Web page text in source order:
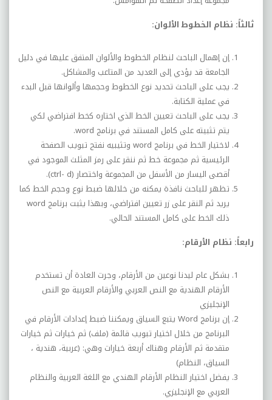
ثالثاً: نظام الخطوط الألوان:
إن إهمال الباحث لنظام الخطوط والألوان المتفق عليها في دليل
الجامعة قد يؤدي إلى العديد من المتاعب والمشاكل.
يجب على الباحث تحديد نوع الخطوط وحجمها وألوانها قبل البدء
في عملية الكتابة.
يجب على الباحث تعيين الخط الذي اختاره كخط افتراضي لكي
يتم تثبيته على كامل المستند في برنامج word
.
لاختيار الخط في برنامج word وتثيبيه نفتح تبويب الصفحة
الرئيسية ثم مجموعة خط ثم ننقر على رمز المثلث الموجود في
أقصى اليسار من الأسفل من المجموعة واختصار (ctrl- d
).
تظهر للباحث نافذة يمكنه من خلالها ضبط نوع وحجم الخط كما
يريد ثم النقر على زر تعيين افتراضي، وبهذا يثبت برنامج word
ذلك الخط على كامل المستند الحالي.
رابعاً: نظام الأرقام:
بشكل عام ليدنا نوعين من الأرقام، وجرت العادة أن تستخدم
الأرقام الهندية مع النص العربي والأرقام العربية مع النص
الإنجليزي
إن برنامج Word يتبع السياق ويمكننا ضبط إعدادات الأرقام في
البرنامج من خلال اختيار تبويب قائمة (ملف) ثم خيارات ثم خيارات
متقدمة ثم الأرقام وهناك أربعة خيارات وهي: (عربية، هندية ،
السياق، النظام)
يفضل اختيار النظام الأرقام الهندي مع اللغة العربية والنظام
العربي مع الإنجليزي.